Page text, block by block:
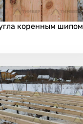
коренным шипом